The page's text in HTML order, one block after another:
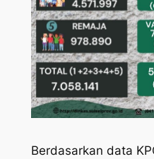
Berdasarkan data